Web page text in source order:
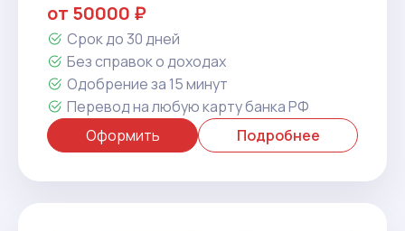
от 50000 ₽
Срок до 30 дней
Без справок о доходах
Одобрение за 15 минут
Перевод на любую карту банка РФ
Оформить
Подробнее